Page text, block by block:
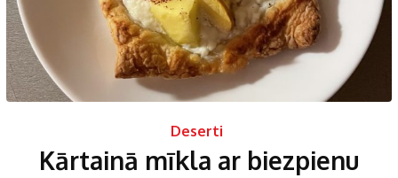
Deserti
Kārtainā mīkla ar biezpienu